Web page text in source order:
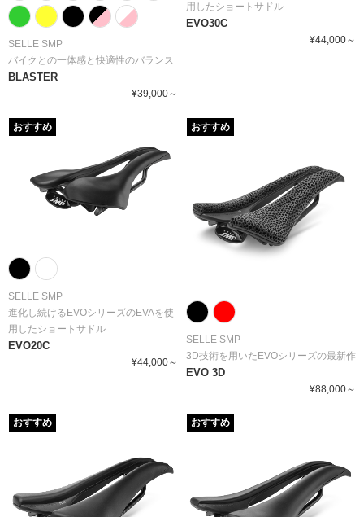
SELLE SMP
バイクとの一体感と快適性のバランス
BLASTER
¥39,000～
用したショートサドル
EVO30C
¥44,000～
SELLE SMP
進化し続けるEVOシリーズのEVAを使
用したショートサドル
EVO20C
¥44,000～
おすすめ
SELLE SMP
3D技術を用いたEVOシリーズの最新作
EVO 3D
¥88,000～
おすすめ
おすすめ おすすめ